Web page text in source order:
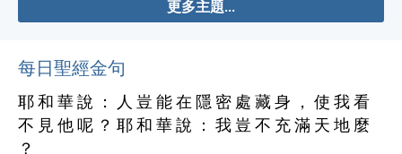
更多主題...
每日聖經金句
耶 和 華 說 ： 人 豈 能 在 隱 密 處 藏 身 ， 使 我 看
不 見 他 呢 ？ 耶 和 華 說 ： 我 豈 不 充 滿 天 地 麼
？